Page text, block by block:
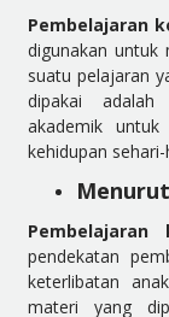
Pembelajaran
digunakan untuk
suatu pelajaran
dipakai adalah
akademik
kehidupan sehari-
Pembelajaran
pendekatan
keterlibatan
materi yang